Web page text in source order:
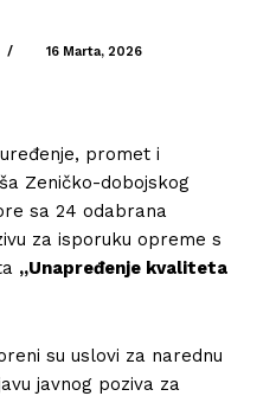
/ 16 Marta, 2026
promet i
Zeničko-dobojskog
sa 24 odabrana
za isporuku opreme s
„Unapređenje kvaliteta
su uslovi za narednu
javnog poziva za